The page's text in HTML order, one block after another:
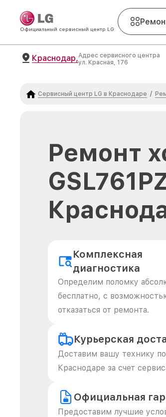
Официальный сервисный центр LG
Краснодар,Адрес сервисного центра
ул. Красная, 176
Сервисный центр LG в Краснодаре /
Ремонт
Комплексная
диагностика
Определим поломку
бесплатно, с
отказаться от ремонта.
Курьерская
Доставим вашу технику по
Краснодаре за счет
Официальная
Предоставим лучшие